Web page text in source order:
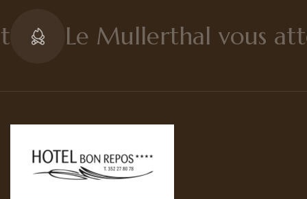
Le Mullerthal vous